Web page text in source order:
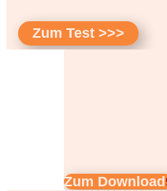
Zum Test >>>
Zum Download